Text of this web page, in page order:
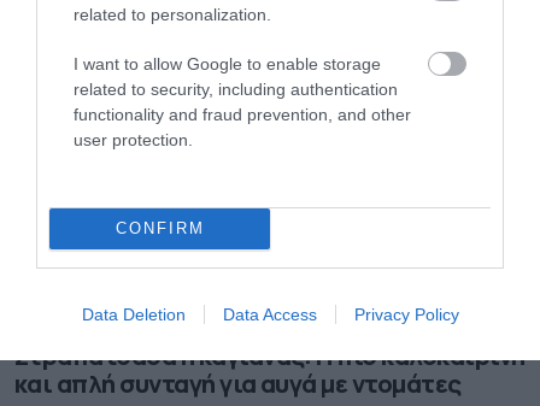
related to personalization.
I want to allow Google to enable storage
related to security, including authentication
functionality and fraud prevention, and other
user protection.
CONFIRM
Data Deletion Data Access Privacy Policy
07.08.2026
Στραπατσάδα ή καγιανάς: Η πιο καλοκαιρινή
και απλή συνταγή για αυγά με ντομάτες